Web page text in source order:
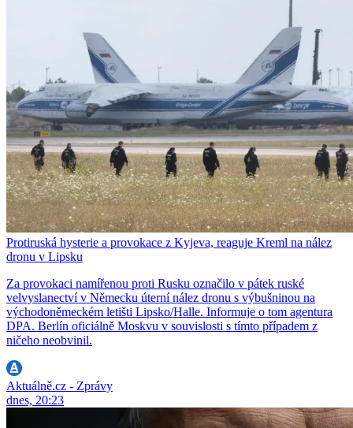
Protiruská hysterie a provokace z Kyjeva, reaguje Kreml na nález
dronu v Lipsku
Za provokaci namířenou proti Rusku označilo v pátek ruské
velvyslanectví v Německu úterní nález dronu s výbušninou na
východoněmeckém letišti Lipsko/Halle. Informuje o tom agentura
DPA. Berlín oficiálně Moskvu v souvislosti s tímto případem z
ničeho neobvinil.
Aktuálně.cz - Zprávy
dnes, 20:23